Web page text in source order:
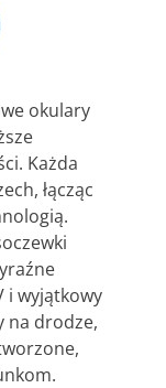
okulary
Każda
łącząc
i wyjątkowy
na drodze,